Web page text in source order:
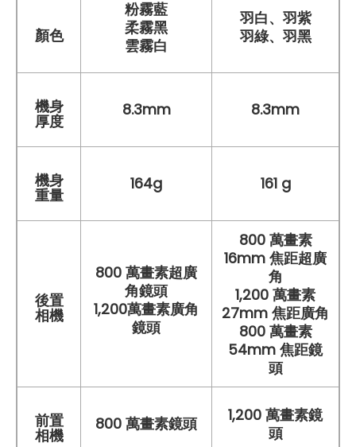
顏色
粉霧藍
柔霧黑
雲霧白
羽白、羽紫
羽綠、羽黑
機身
厚度
8.3mm 8.3mm
機身
重量
164g 161 g
後置
相機
800 萬畫素超廣
角鏡頭
1,200萬畫素廣角
鏡頭
800 萬畫素
16mm 焦距超廣
角
1,200 萬畫素
27mm 焦距廣角
800 萬畫素
54mm 焦距鏡
頭
前置
相機
800 萬畫素鏡頭
1,200 萬畫素鏡
頭